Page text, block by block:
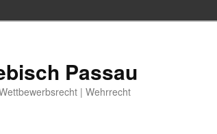
Passau
| Wehrrecht